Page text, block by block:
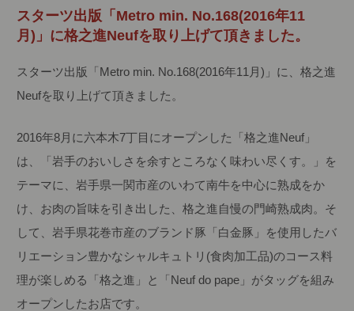
スターツ出版「Metro min. No.168(2016年11
月)」に格之進Neufを取り上げて頂きました。
スターツ出版「Metro min. No.168(2016年11月)」に、格之進
Neufを取り上げて頂きました。
2016年8月に六本木7丁目にオープンした「格之進Neuf」
は、「岩手のおいしさを余すところなく味わい尽くす。」を
テーマに、岩手県一関市産のいわて南牛を中心に熟成をか
け、お肉の旨味を引き出した、格之進自慢の門崎熟成肉。そ
して、岩手県花巻市産のブランド豚「白金豚」を使用したバ
リエーション豊かなシャルキュトリ(食肉加工品)のコース料
理が楽しめる「格之進」と「Neuf do pape」がタッグを組み
オープンしたお店です。